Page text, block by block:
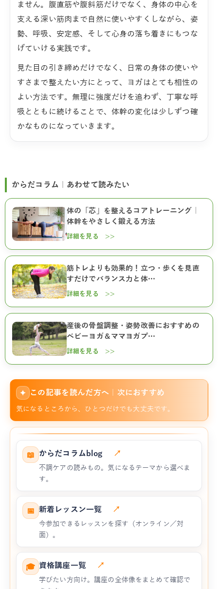
ません。腹直筋や腹斜筋だけでなく、身体の中心を
支える深い筋肉まで自然に使いやすくしながら、姿
勢、呼吸、安定感、そして心身の落ち着きにもつな
げていける実践です。
見た目の引き締めだけでなく、日常の身体の使いや
すさまで整えたい方にとって、ヨガはとても相性の
よい方法です。無理に強度だけを追わず、丁寧な呼
吸とともに続けることで、体幹の変化は少しずつ確
かなものになっていきます。
からだコラム｜あわせて読みたい
体の「芯」を整えるコアトレーニング｜
体幹をやさしく鍛える方法
詳細を見る >>
筋トレよりも効果的！立つ・歩くを見直
すだけでバランス力と体…
詳細を見る >>
産後の骨盤調整・姿勢改善におすすめの
ベビーヨガ＆ママヨガプ…
詳細を見る >>
✦ この記事を読んだ方へ｜次におすすめ
気になるところから、ひとつだけでも大丈夫です。
📖 からだコラムblog ↗
不調ケアの読みもの。気になるテーマから選べま
す。
📅 新着レッスン一覧 ↗
今参加できるレッスンを探す（オンライン／対
面）。
🎓 資格講座一覧 ↗
学びたい方向け。講座の全体像をまとめて確認で